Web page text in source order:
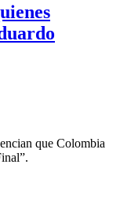
que Colombia